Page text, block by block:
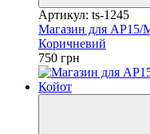
Артикул: ts-1245
Магазин для АР15/
Коричневий
750 грн